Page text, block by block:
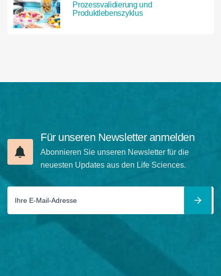
Prozessvalidierung und
Produktlebenszyklus
Für unseren Newsletter anmelden
Abonnieren Sie unseren Newsletter für die
neuesten Updates aus den Life Sciences.